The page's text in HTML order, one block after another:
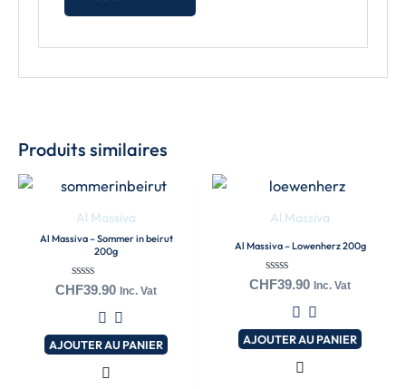
Produits similaires
Al Massiva
Al Massiva – Sommer in beirut
200g
Note
CHF39.90 Inc. Vat
AJOUTER AU PANIER
Al Massiva
Al Massiva – Lowenherz 200g
Note
CHF39.90 Inc. Vat
AJOUTER AU PANIER